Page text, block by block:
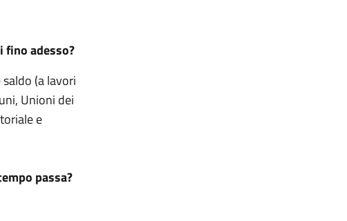
fino adesso?
(a lavori
Unioni dei
e
passa?